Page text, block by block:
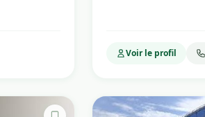
Voir le profil